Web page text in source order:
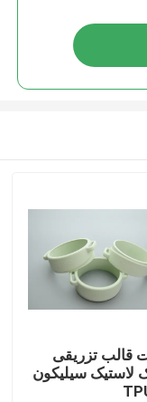
قالب تزریقی
لاستیک سیلیکون